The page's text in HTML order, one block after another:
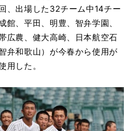
、出場した32チーム中14チー
館、平田、明豊、智弁学園、
広農、健大高崎、日本航空石
弁和歌山）が今春から使用が
用した。